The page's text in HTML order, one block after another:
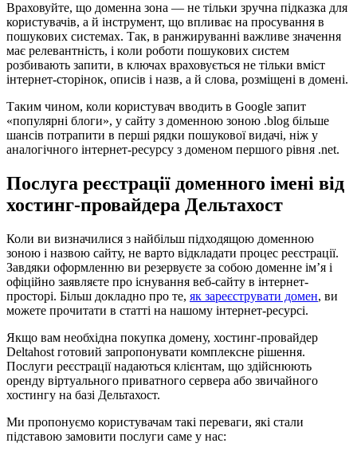
Враховуйте, що доменна зона — не тільки зручна підказка для
користувачів, а й інструмент, що впливає на просування в
пошукових системах. Так, в ранжируванні важливе значення
має релевантність, і коли роботи пошукових систем
розбивають запити, в ключах враховується не тільки вміст
інтернет-сторінок, описів і назв, а й слова, розміщені в домені.
Таким чином, коли користувач вводить в Google запит
«популярні блоги», у сайту з доменною зоною .blog більше
шансів потрапити в перші рядки пошукової видачі, ніж у
аналогічного інтернет-ресурсу з доменом першого рівня .net.
Послуга реєстрації доменного імені від
хостинг-провайдера Дельтахост
Коли ви визначилися з найбільш підходящою доменною
зоною і назвою сайту, не варто відкладати процес реєстрації.
Завдяки оформленню ви резервуєте за собою доменне ім’я і
офіційно заявляєте про існування веб-сайту в інтернет-
просторі. Більш докладно про те, як зареєструвати домен, ви
можете прочитати в статті на нашому інтернет-ресурсі.
Якщо вам необхідна покупка домену, хостинг-провайдер
Deltahost готовий запропонувати комплексне рішення.
Послуги реєстрації надаються клієнтам, що здійснюють
оренду віртуального приватного сервера або звичайного
хостингу на базі Дельтахост.
Ми пропонуємо користувачам такі переваги, які стали
підставою замовити послуги саме у нас: